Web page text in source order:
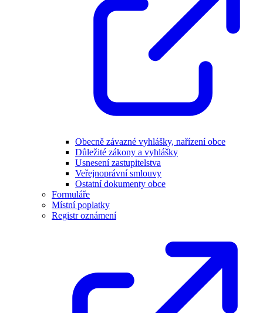
Obecně závazné vyhlášky, nařízení obce
Důležité zákony a vyhlášky
Usnesení zastupitelstva
Veřejnoprávní smlouvy
Ostatní dokumenty obce
Formuláře
Místní poplatky
Registr oznámení